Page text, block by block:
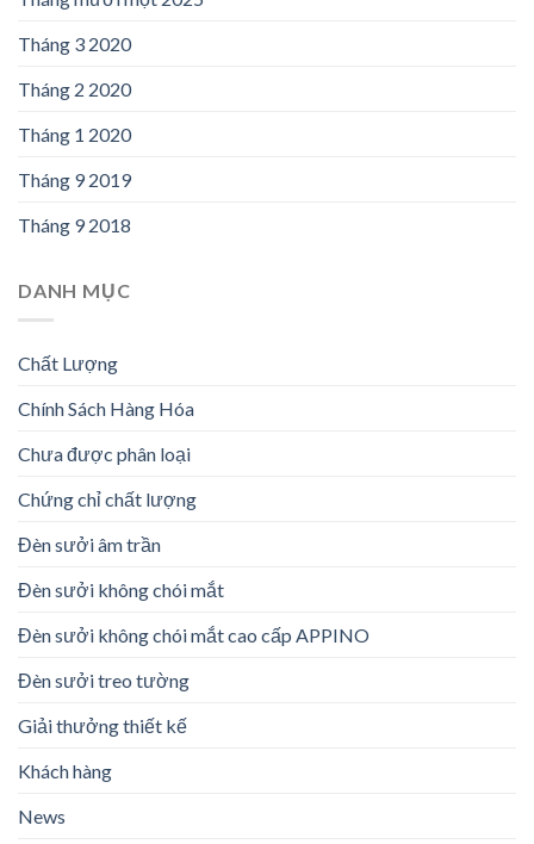
Tháng 3 2020
Tháng 2 2020
Tháng 1 2020
Tháng 9 2019
Tháng 9 2018
DANH MỤC
Chất Lượng
Chính Sách Hàng Hóa
Chưa được phân loại
Chứng chỉ chất lượng
Đèn sưởi âm trần
Đèn sưởi không chói mắt
Đèn sưởi không chói mắt cao cấp APPINO
Đèn sưởi treo tường
Giải thưởng thiết kế
Khách hàng
News